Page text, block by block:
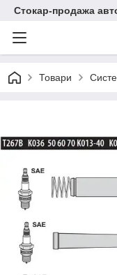
Стокар-продажа
Товари